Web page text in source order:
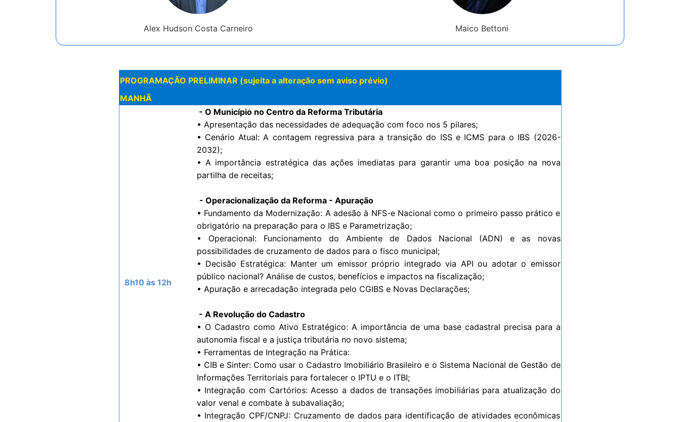
Alex Hudson Costa Carneiro Maico Bettoni
PROGRAMAÇÃO PRELIMINAR (sujeita a alteração sem aviso prévio)
MANHÃ
8h10 às 12h
- O Município no Centro da Reforma Tributária
• Apresentação das necessidades de adequação com foco nos 5 pilares;
• Cenário Atual: A contagem regressiva para a transição do ISS e ICMS para o IBS (2026-
2032);
• A importância estratégica das ações imediatas para garantir uma boa posição na nova
partilha de receitas;
- Operacionalização da Reforma - Apuração
• Fundamento da Modernização: A adesão à NFS-e Nacional como o primeiro passo prático e
obrigatório na preparação para o IBS e Parametrização;
• Operacional: Funcionamento do Ambiente de Dados Nacional (ADN) e as novas
possibilidades de cruzamento de dados para o fisco municipal;
• Decisão Estratégica: Manter um emissor próprio integrado via API ou adotar o emissor
público nacional? Análise de custos, benefícios e impactos na fiscalização;
• Apuração e arrecadação integrada pelo CGIBS e Novas Declarações;
- A Revolução do Cadastro
• O Cadastro como Ativo Estratégico: A importância de uma base cadastral precisa para a
autonomia fiscal e a justiça tributária no novo sistema;
• Ferramentas de Integração na Prática:
• CIB e Sinter: Como usar o Cadastro Imobiliário Brasileiro e o Sistema Nacional de Gestão de
Informações Territoriais para fortalecer o IPTU e o ITBI;
• Integração com Cartórios: Acesso a dados de transações imobiliárias para atualização do
valor venal e combate à subavaliação;
• Integração CPF/CNPJ: Cruzamento de dados para identificação de atividades econômicas